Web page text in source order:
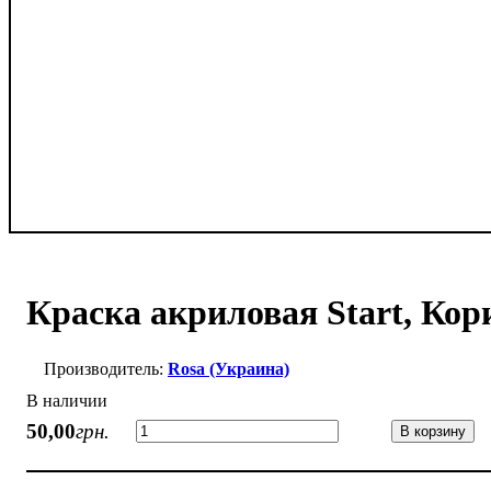
Краска акриловая Start,
Rosa (Украина)
В наличии
50,00грн. В корзину